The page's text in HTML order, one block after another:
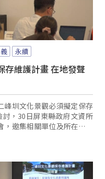
永續
存維護計畫 在地發聲
峰圳文化景觀必須擬定保存
，30日屏東縣政府文資所
邀集相關單位及所在地來
文化景觀與在地居民永續